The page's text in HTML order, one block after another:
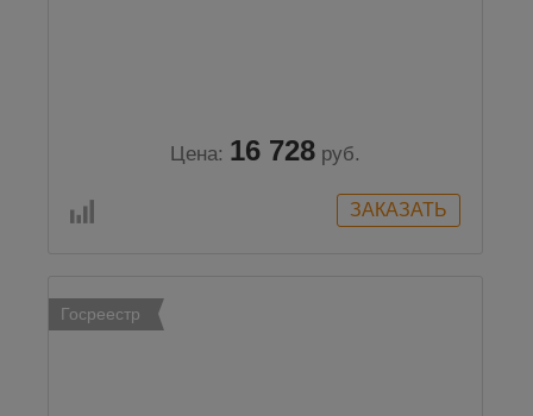
Цена: 16 728 руб.
Госреестр